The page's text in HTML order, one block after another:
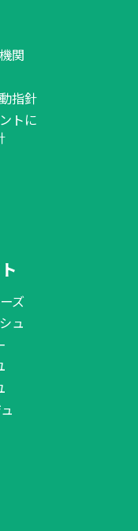
関
指針
トに
ズ
ュ